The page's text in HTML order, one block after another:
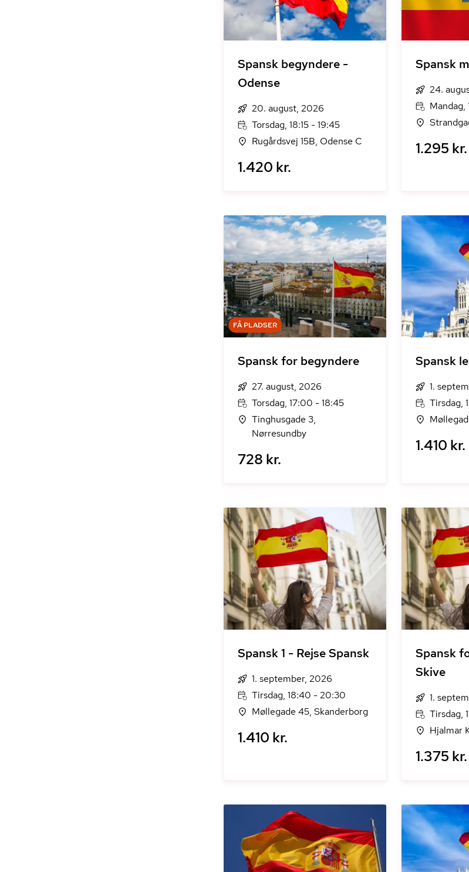
Spansk begyndere -
Odense
20. august, 2026
Torsdag, 18:15 - 19:45
Rugårdsvej 15B, Odense C
1.420 kr.
Spansk
24.
Mandag,
1.295 kr.
FÅ PLADSER
Spansk for begyndere
27. august, 2026
Torsdag, 17:00 - 18:45
Tinghusgade 3,
Nørresundby
728 kr.
Spansk
1.
Tirsdag,
1.410 kr.
Spansk 1 - Rejse Spansk
1. september, 2026
Tirsdag, 18:40 - 20:30
Møllegade 45, Skanderborg
1.410 kr.
Spansk
Skive
1.
Tirsdag,
Hjalmar
1.375 kr.